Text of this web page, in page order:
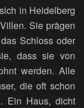
in Heidelberg
Sie prägen
Schloss oder
dass sie von
werden. Alle
die oft schon
Ein Haus, dicht